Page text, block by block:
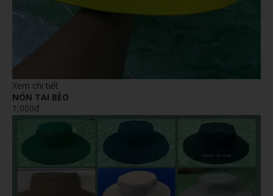
Xem chi tiết
NÓN TAI BÈO
1,000đ